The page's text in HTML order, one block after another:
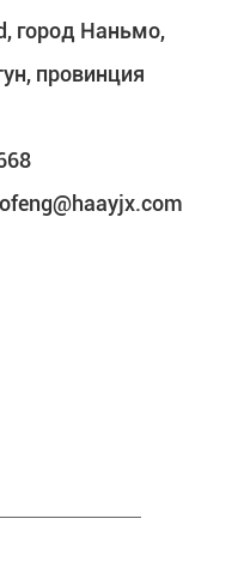
город Наньмо,
провинция